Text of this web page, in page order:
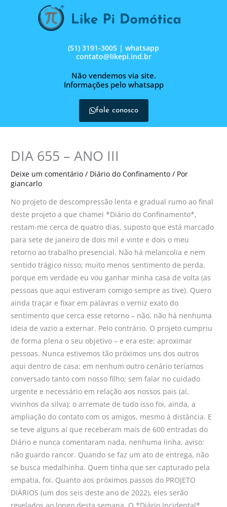
(51) 3191-3005 | whatsapp
contato@likepi.ind.br
Não vendemos via site.
Informações pelo whatsapp
fale conosco
DIA 655 – ANO III
Deixe um comentário / Diário do Confinamento / Por
giancarlo
No projeto de descompressão lenta e gradual rumo ao final
deste projeto a que chamei *Diário do Confinamento*,
restam-me cerca de quatro dias, suposto que está marcado
para sete de janeiro de dois mil e vinte e dois o meu
retorno ao trabalho presencial. Não há melancolia e nem
sentido trágico nisso; muito menos sentimento de perda,
porque em verdade eu vou ganhar minha casa de volta (as
pessoas que aqui estiveram comigo sempre as tive). Quero
ainda traçar e fixar em palavras o verniz exato do
sentimento que cerca esse retorno – não, não há nenhuma
ideia de vazio a externar. Pelo contrário. O projeto cumpriu
de forma plena o seu objetivo – e era este: aproximar
pessoas. Nunca estivemos tão próximos uns dos outros
aqui dentro de casa; em nenhum outro cenário teríamos
conversado tanto com nosso filho; sem falar no cuidado
urgente e necessário em relação aos nossos pais (aí,
vivinhos da silva); o arremate de tudo isso foi, ainda, a
ampliação do contato com os amigos, mesmo à distância. E
se teve alguns aí que receberam mais de 600 entradas do
Diário e nunca comentaram nada, nenhuma linha, aviso:
não guardo rancor. Quando se faz um ato de entrega, não
se busca medalhinha. Quem tinha que ser capturado pela
empatia, foi. Quanto aos próximos passos do PROJETO
DIÁRIOS (um dos seis deste ano de 2022), eles serão